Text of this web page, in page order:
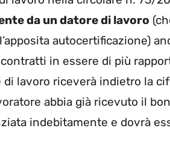
da un datore di lavoro
autocertificazione)
in essere di più
lavoro riceverà indietro la
abbia già ricevuto il
indebitamente e dovrà